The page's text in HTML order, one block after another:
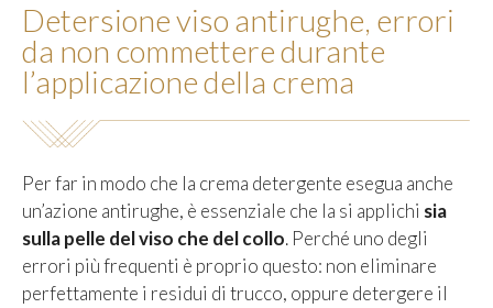
Detersione viso antirughe, errori
da non commettere durante
l’applicazione della crema
Per far in modo che la crema detergente esegua anche
un’azione antirughe, è essenziale che la si applichi sia
sulla pelle del viso che del collo. Perché uno degli
errori più frequenti è proprio questo: non eliminare
perfettamente i residui di trucco, oppure detergere il